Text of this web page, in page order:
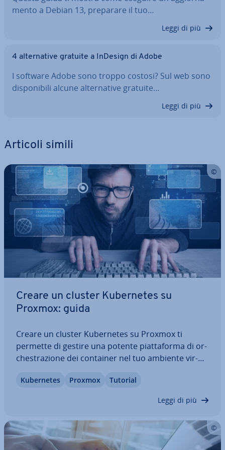
men­to a Debian 13, preparare il tuo…
Leggi di più
4 al­ter­na­ti­ve gratuite a InDesign di Adobe
I software Adobe sono troppo costosi? Sul web sono
di­spo­ni­bi­li alcune al­ter­na­ti­ve gratuite…
Leggi di più
Articoli simili
Creare un cluster Ku­ber­ne­tes su
Proxmox: guida
Creare un cluster Ku­ber­ne­tes su Proxmox ti
permette di gestire una potente piat­ta­for­ma di or­
che­stra­zio­ne dei container nel tuo ambiente vir­
le VM, creare template e con­fi­gu­ra­re nodi master e
Ku­ber­ne­tes Proxmox Tutorial
Leggi di più